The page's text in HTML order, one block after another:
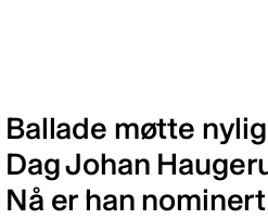
Ballade møtte
Dag Johan
Nå er han